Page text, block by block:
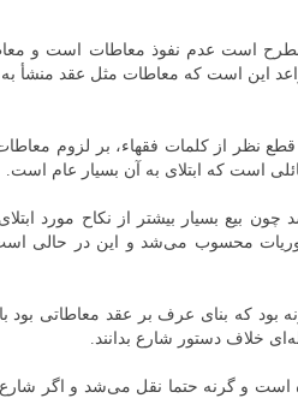
مطرح است عدم نفوذ معاطات است و
این است که معاطات مثل عقد منشأ
از کلمات فقهاء، بر لزوم معاطات
است که ابتلای به آن بسیار عام است.
بیع بسیار بیشتر از نکاح مورد
ضروریات محسوب می‌شد و این در
که بنای عرف بر عقد معاطاتی بود
خلاف دستور شارع بدانند.
است و گرنه حتما نقل می‌شد و اگر